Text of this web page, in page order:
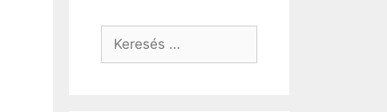
Keresés: